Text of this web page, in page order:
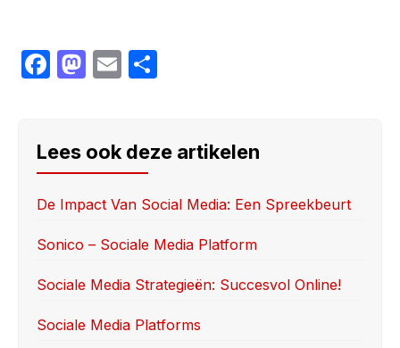
F
e
b
o
o
M
o
d
o
n
E
e
Lees ook deze artikelen
De Impact Van Social Media: Een Spreekbeurt
Sonico – Sociale Media Platform
Sociale Media Strategieën: Succesvol Online!
Sociale Media Platforms